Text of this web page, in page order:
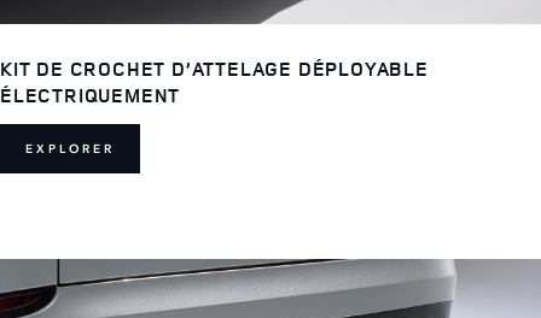
KIT DE CROCHET D’ATTELAGE DÉPLOYABLE
ÉLECTRIQUEMENT
EXPLORER